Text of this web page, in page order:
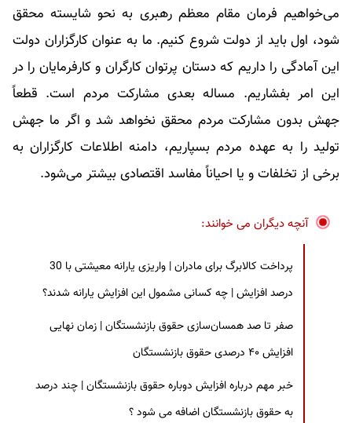
می‌خواهیم فرمان مقام معظم رهبری به نحو شایسته محقق
شود، اول باید از دولت شروع کنیم. ما به عنوان کارگزاران دولت
این آمادگی را داریم که دستان پرتوان کارگران و کارفرمایان را در
این امر بفشاریم. مساله بعدی مشارکت مردم است. قطعاً
جهش بدون مشارکت مردم محقق نخواهد شد و اگر ما جهش
تولید را به عهده مردم بسپاریم، دامنه اطلاعات کارگزاران به
برخی از تخلفات و یا احیاناً مفاسد اقتصادی بیشتر می‌شود.
آنچه دیگران می خوانند:
پرداخت کالابرگ برای مادران | واریزی یارانه معیشتی با 30
درصد افزایش | چه کسانی مشمول این افزایش یارانه شدند؟
صفر تا صد همسان‌سازی حقوق بازنشستگان | زمان نهایی
افزایش ۴۰ درصدی حقوق بازنشستگان
خبر مهم درباره افزایش دوباره حقوق بازنشستگان | چند درصد
به حقوق بازنشستگان اضافه می شود ؟